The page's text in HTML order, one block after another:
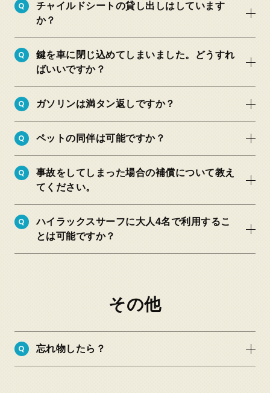
Q
チャイルドシートの貸し出しはしています
か？
Q
鍵を車に閉じ込めてしまいました。どうすれ
ばいいですか？
Q ガソリンは満タン返しですか？
Q ペットの同伴は可能ですか？
Q
事故をしてしまった場合の補償について教え
てください。
Q
ハイラックスサーフに大人4名で利用するこ
とは可能ですか？
その他
Q 忘れ物したら？